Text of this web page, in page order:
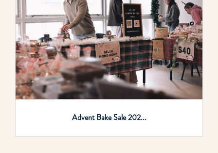
Advent Bake Sale 202...